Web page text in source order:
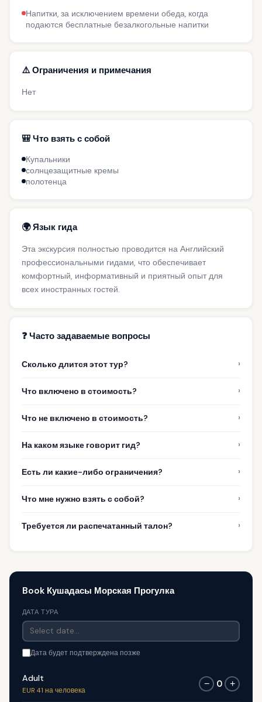
Напитки, за исключением времени обеда, когда
подаются бесплатные безалкогольные напитки
⚠️ Ограничения и примечания
Нет
🎒 Что взять с собой
Купальники
солнцезащитные кремы
полотенца
🌍 Язык гида
Эта экскурсия полностью проводится на Английский
профессиональными гидами, что обеспечивает
комфортный, информативный и приятный опыт для
всех иностранных гостей.
❓ Часто задаваемые вопросы
Сколько длится этот тур? ›
Что включено в стоимость? ›
Что не включено в стоимость? ›
На каком языке говорит гид? ›
Есть ли какие-либо ограничения? ›
Что мне нужно взять с собой? ›
Требуется ли распечатанный талон? ›
Book Кушадасы Морская Прогулка
ДАТА ТУРА
Дата будет подтверждена позже
Adult
EUR 41 на человека
− 0 +